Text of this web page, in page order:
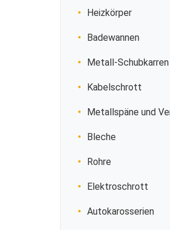
Heizkörper
Badewannen
Metall-Schubkarren
Kabelschrott
Metallspäne und
Bleche
Rohre
Elektroschrott
Autokarosserien